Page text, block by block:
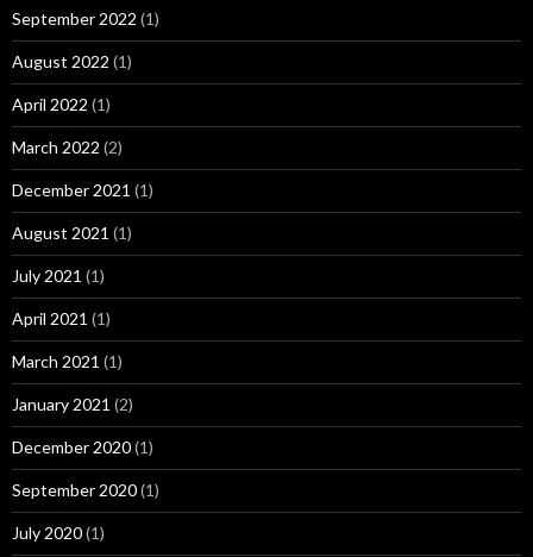
September 2022 (1)
August 2022 (1)
April 2022 (1)
March 2022 (2)
December 2021 (1)
August 2021 (1)
July 2021 (1)
April 2021 (1)
March 2021 (1)
January 2021 (2)
December 2020(1)
September 2020(1)
July 2020(1)